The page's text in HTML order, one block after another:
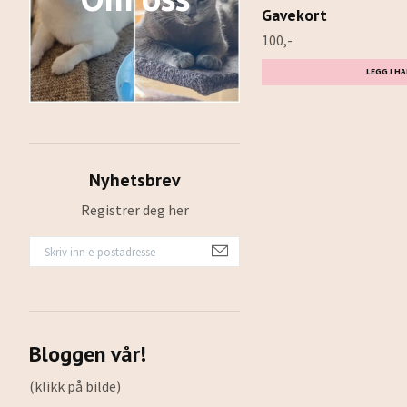
Nyhetsbrev
Registrer deg her
Bloggen vår!
(klikk på bilde)
Gavekort
100,-
LEGG I